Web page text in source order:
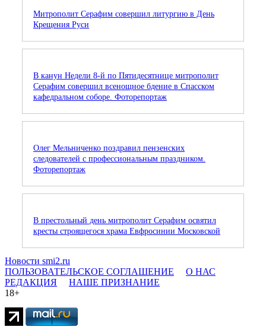
Митрополит Серафим совершил литургию в День
Крещения Руси
В канун Недели 8-й по Пятидесятнице митрополит
Серафим совершил всенощное бдение в Спасском
кафедральном соборе. Фоторепортаж
Олег Мельниченко поздравил пензенских
следователей с профессиональным праздником.
Фоторепортаж
В престольный день митрополит Серафим освятил
кресты строящегося храма Евфросинии Московской
Новости smi2.ru
ПОЛЬЗОВАТЕЛЬСКОЕ СОГЛАШЕНИЕ
О НАС
РЕДАКЦИЯ
НАШЕ ПРИЗНАНИЕ
18+